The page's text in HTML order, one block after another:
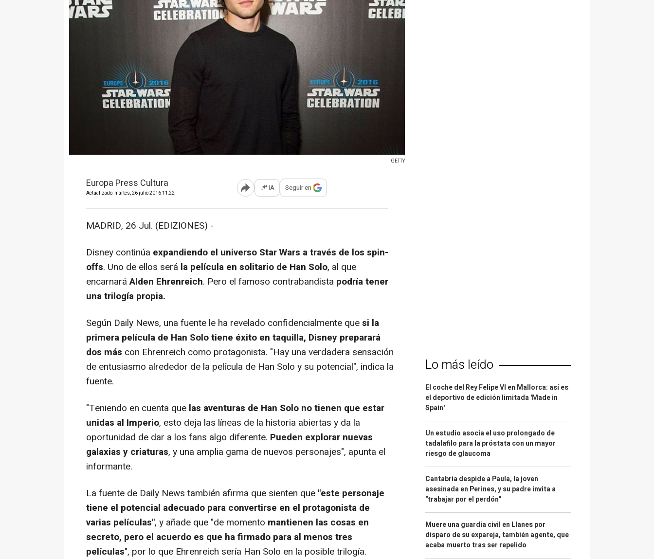
GETTY
Europa Press Cultura
Actualizado: martes, 26 julio 2016 11:22 Abrir opciones para compartir
IA Seguir en
MADRID, 26 Jul. (EDIZIONES) -
Disney continúa expandiendo el universo Star Wars a través de los spin-
offs. Uno de ellos será la película en solitario de Han Solo, al que
encarnaráAlden Ehrenreich. Pero el famoso contrabandista podría tener
una trilogía propia.
Según Daily News, una fuente le ha revelado confidencialmente quesi la
primera película de Han Solo tiene éxito en taquilla, Disney preparará
dos más con Ehrenreich como protagonista. "Hay una verdadera sensación
de entusiasmo alrededor de la película de Han Solo y su potencial", indica la
fuente.
"Teniendo en cuenta que las aventuras de Han Solo no tienen que estar
unidas al Imperio, esto deja las líneas de la historia abiertas y da la
oportunidad de dar a los fans algo diferente. Pueden explorar nuevas
galaxias y criaturas, y una amplia gama de nuevos personajes", apunta el
informante.
La fuente de Daily News también afirma que sienten que "este personaje
tiene el potencial adecuado para convertirse en el protagonista de
varias películas", y añade que "de momento mantienen las cosas en
secreto, pero el acuerdo es que ha firmado para al menos tres
películas", por lo que Ehrenreich sería Han Solo en la posible trilogía.
Lo más leído
El coche del Rey Felipe VI en Mallorca: así es
el deportivo de edición limitada 'Made in
Spain'
Un estudio asocia el uso prolongado de
tadalafilo para la próstata con un mayor
riesgo de glaucoma
Cantabria despide a Paula, la joven
asesinada en Perines, y su padre invita a
"trabajar por el perdón"
Muere una guardia civil en Llanes por
disparo de su expareja, también agente, que
acaba muerto tras ser repelido